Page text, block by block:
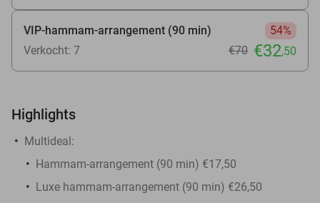
VIP-hammam-arrangement (90 min)
54%
Verkocht: 7
€70 €32,50
Highlights
Multideal:
Hammam-arrangement (90 min) €17,50
Luxe hammam-arrangement (90 min) €26,50